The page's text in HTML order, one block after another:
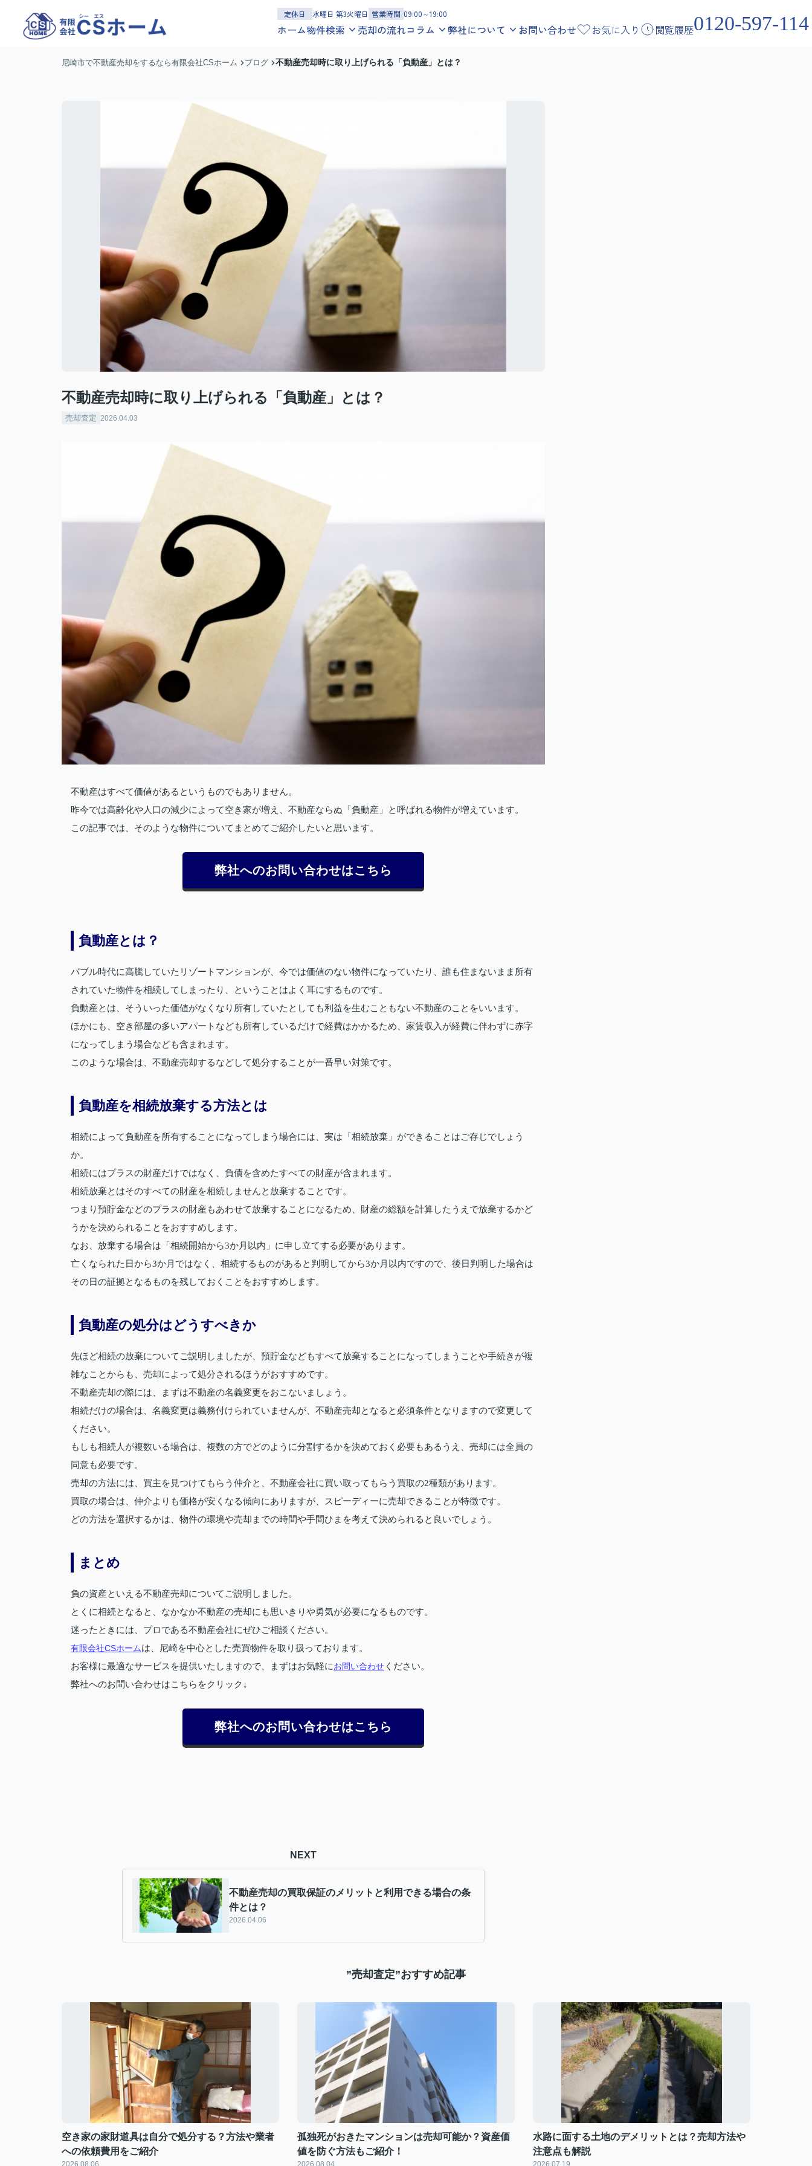
定休日 水曜日 第3火曜日 営業時間 09:00～19:00
ホーム物件検索
沿線エリア地図学区
沿線
売却の流れコラム 弊社について お問い合わせ お気に入り 閲覧履歴0120-597-114
尼崎市で不動産売却をするなら有限会社CSホーム ブログ 不動産売却時に取り上げられる「負動産」とは？
不動産売却時に取り上げられる「負動産」とは？
売却査定 2026.04.03
不動産はすべて価値があるというものでもありません。
昨今では高齢化や人口の減少によって空き家が増え、不動産ならぬ「負動産」と呼ばれる物件が増えています。
この記事では、そのような物件についてまとめてご紹介したいと思います。
弊社へのお問い合わせはこちら
負動産とは？
バブル時代に高騰していたリゾートマンションが、今では価値のない物件になっていたり、誰も住まないまま所有
されていた物件を相続してしまったり、ということはよく耳にするものです。
負動産とは、そういった価値がなくなり所有していたとしても利益を生むこともない不動産のことをいいます。
ほかにも、空き部屋の多いアパートなども所有しているだけで経費はかかるため、家賃収入が経費に伴わずに赤字
になってしまう場合なども含まれます。
このような場合は、不動産売却するなどして処分することが一番早い対策です。
負動産を相続放棄する方法とは
相続によって負動産を所有することになってしまう場合には、実は「相続放棄」ができることはご存じでしょう
か。
相続にはプラスの財産だけではなく、負債を含めたすべての財産が含まれます。
相続放棄とはそのすべての財産を相続しませんと放棄することです。
つまり預貯金などのプラスの財産もあわせて放棄することになるため、財産の総額を計算したうえで放棄するかど
うかを決められることをおすすめします。
なお、放棄する場合は「相続開始から3か月以内」に申し立てする必要があります。
亡くなられた日から3か月ではなく、相続するものがあると判明してから3か月以内ですので、後日判明した場合は
その日の証拠となるものを残しておくことをおすすめします。
負動産の処分はどうすべきか
先ほど相続の放棄についてご説明しましたが、預貯金などもすべて放棄することになってしまうことや手続きが複
雑なことからも、売却によって処分されるほうがおすすめです。
不動産売却の際には、まずは不動産の名義変更をおこないましょう。
相続だけの場合は、名義変更は義務付けられていませんが、不動産売却となると必須条件となりますので変更して
ください。
もしも相続人が複数いる場合は、複数の方でどのように分割するかを決めておく必要もあるうえ、売却には全員の
同意も必要です。
売却の方法には、買主を見つけてもらう仲介と、不動産会社に買い取ってもらう買取の2種類があります。
買取の場合は、仲介よりも価格が安くなる傾向にありますが、スピーディーに売却できることが特徴です。
どの方法を選択するかは、物件の環境や売却までの時間や手間ひまを考えて決められると良いでしょう。
まとめ
負の資産といえる不動産売却についてご説明しました。
とくに相続となると、なかなか不動産の売却にも思いきりや勇気が必要になるものです。
迷ったときには、プロである不動産会社にぜひご相談ください。
有限会社CSホームは、尼崎を中心とした売買物件を取り扱っております。
お客様に最適なサービスを提供いたしますので、まずはお気軽にお問い合わせ ください。
弊社へのお問い合わせはこちらをクリック↓
弊社へのお問い合わせはこちら
NEXT
不動産売却の買取保証のメリットと利用できる場合の条
件とは？
2026.04.06
”売却査定”おすすめ記事
空き家の家財道具は自分で処分する？方法や業者
への依頼費用をご紹介
2026.08.06
孤独死がおきたマンションは売却可能か？資産価
値を防ぐ方法もご紹介！
2026.08.04
水路に面する土地のデメリットとは？売却方法や
注意点も解説
2026.07.19